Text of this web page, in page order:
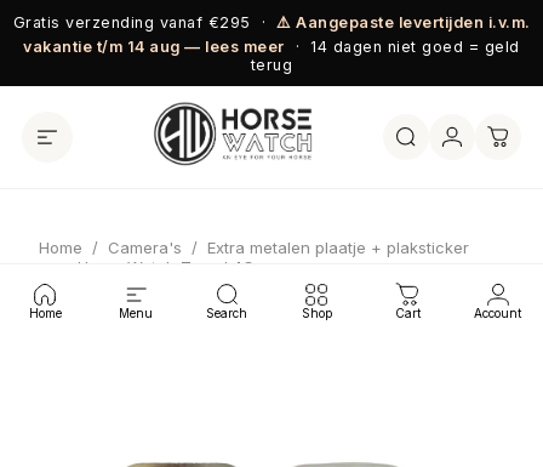
Ga naar inhoud
Gratis verzending vanaf €295 · ⚠️ Aangepaste levertijden i.v.m.
vakantie t/m 14 aug — lees meer · 14 dagen niet goed = geld
terug
Home Menu Search Shop Cart Account
Home / Camera's / Extra metalen plaatje + plaksticker
voor Horse Watch Travel 4G